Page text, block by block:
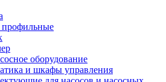
оборудование
и шкафы управления